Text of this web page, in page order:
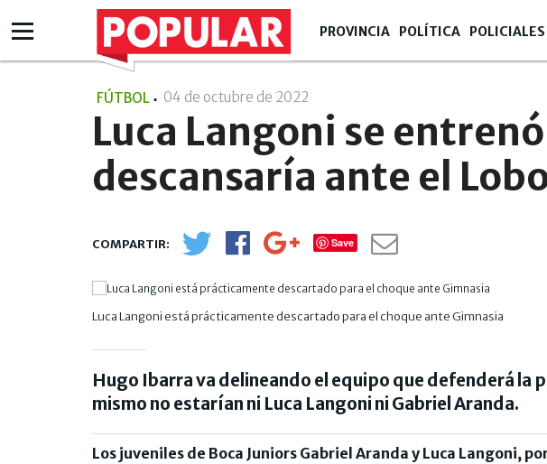
PROVINCIA POLÍTICA POLICIALES
FÚTBOL 04 de octubre de 2022
Luca Langoni se
descansaría ante el
Save
Luca Langoni está prácticamente descartado para el choque ante Gimnasia
Hugo Ibarra va delineando el equipo que defenderá la
mismo no estarían ni Luca Langoni ni Gabriel Aranda.
Los juveniles de Boca Juniors Gabriel Aranda y Luca Langoni,